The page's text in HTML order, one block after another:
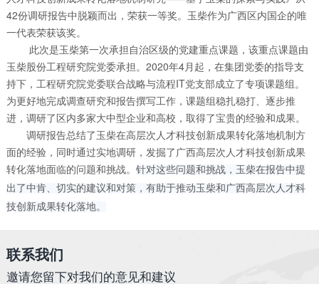
42份调研报告中脱颖而出，荣获一等奖。玉柴作为广西区内国企的唯
一代表荣获该奖。
此次是玉柴第一次承担自治区级的党建重点课题，该重点课题由
玉柴股份工程研究院党委承担。2020年4月起，在集团党委的指导支
持下，工程研究院党委联合战略与流程IT党支部成立了专项课题组。
为更好地完成调查研究和报告撰写工作，课题组稳扎稳打、逐步推
进，调研了区内多家大中型企业和高校，取得了宝贵的经验和成果。
调研报告总结了玉柴在高层次人才科技创新成果转化落地机制方
面的经验，同时通过实地调研，发掘了广西高层次人才科技创新成果
转化落地面临的问题和挑战。 针对这些问题和挑战，玉柴在报告中提
出了中肯、切实的建议和对策，有助于推动玉柴和广西高层次人才科
技创新成果转化落地。
联系我们
邀请您留下对我们的意见和建议